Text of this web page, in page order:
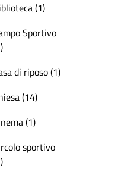
(1)
Sportivo
di riposo (1)
(14)
(1)
sportivo